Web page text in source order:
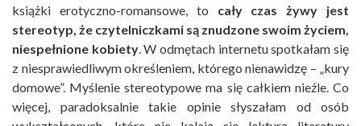
książki erotyczno-romansowe, to cały czas żywy jest
stereotyp, że czytelniczkami są znudzone swoim życiem,
niespełnione kobiety. W odmętach internetu spotkałam się
z niesprawiedliwym określeniem, którego nienawidzę – „kury
domowe”. Myślenie stereotypowe ma się całkiem nieźle. Co
więcej, paradoksalnie takie opinie słyszałam od osób